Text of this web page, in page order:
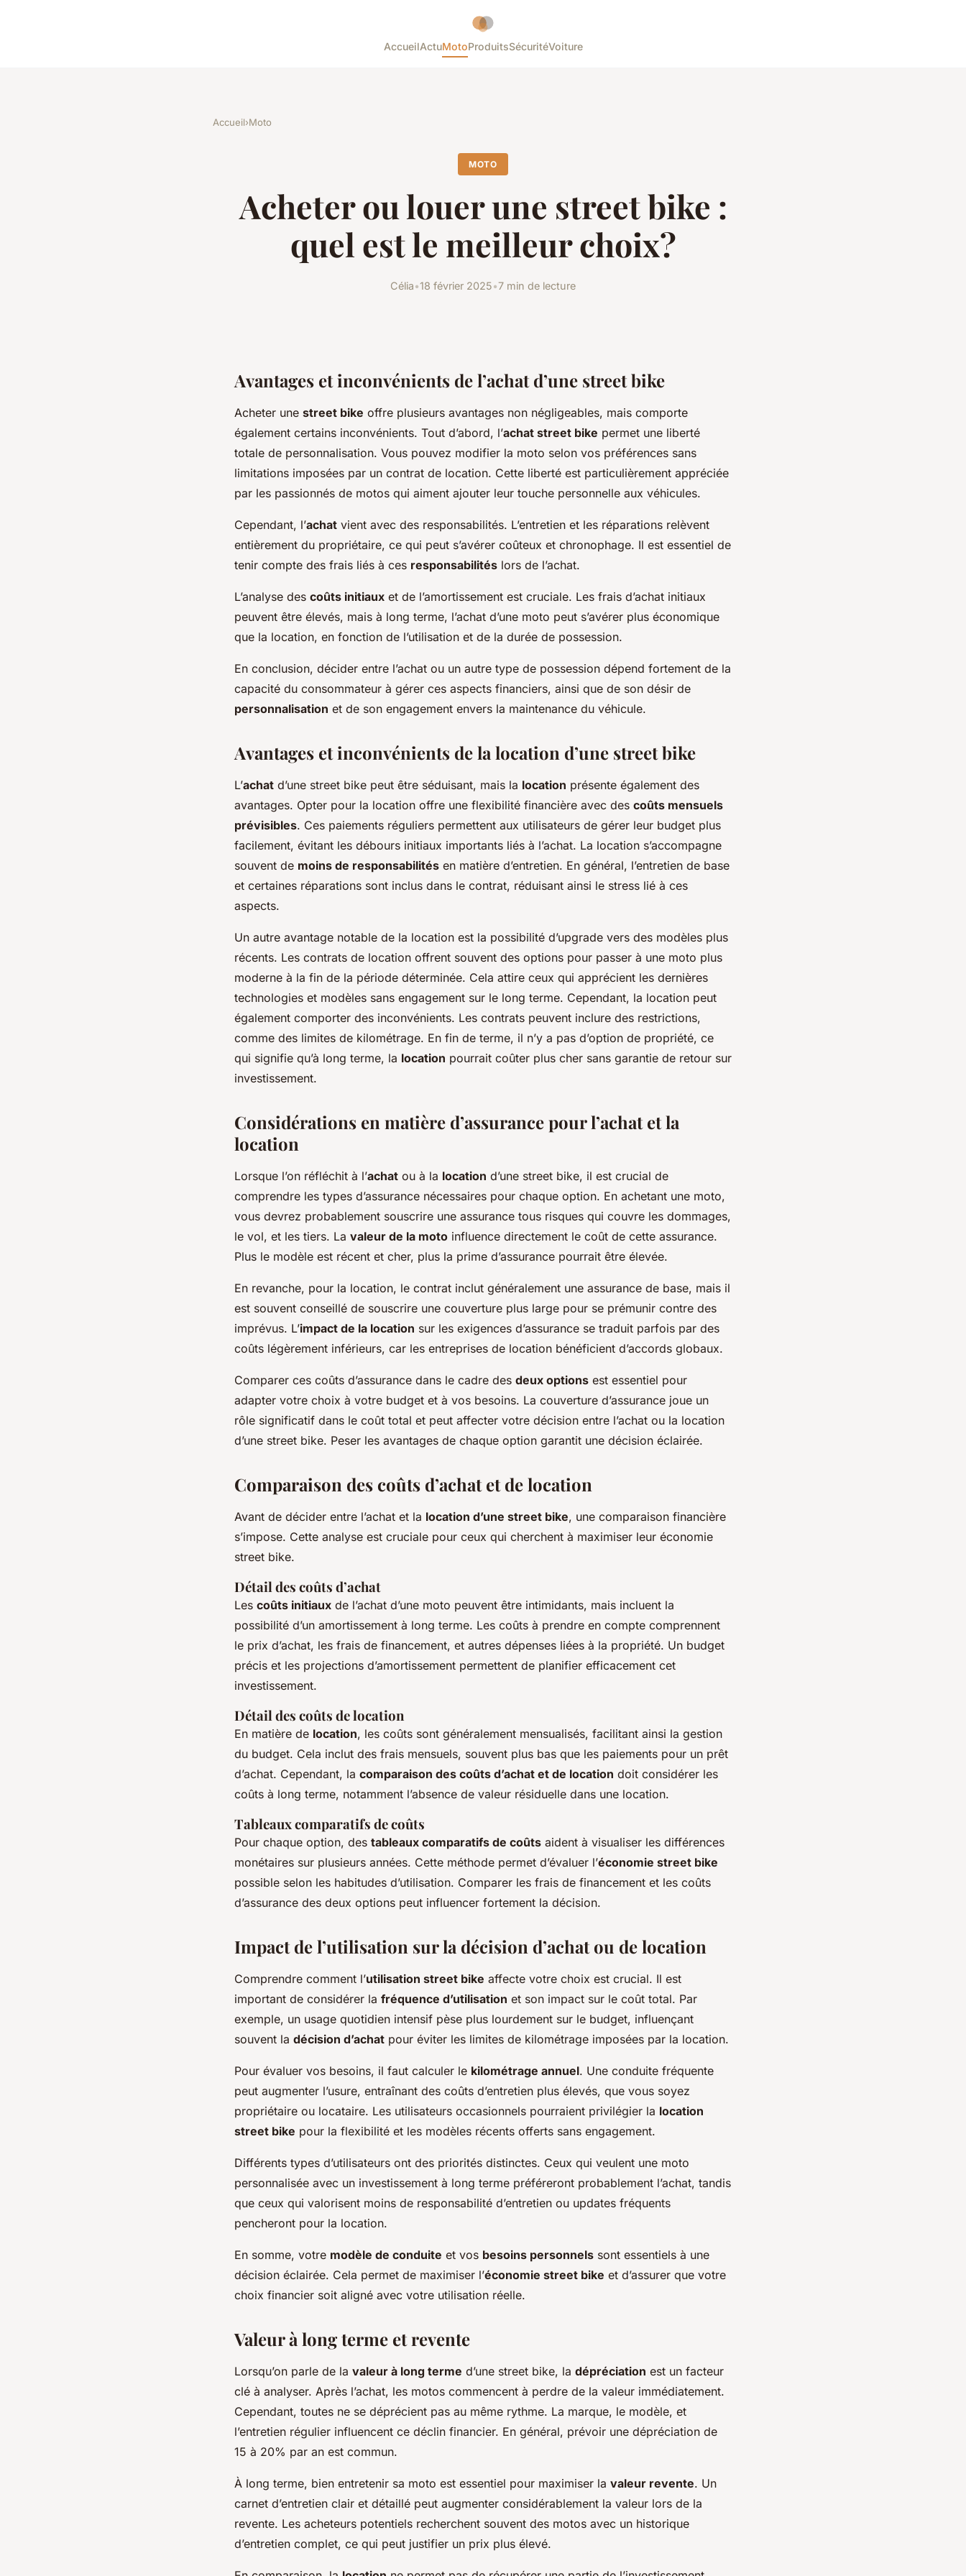
AccueilActuMotoProduitsSécuritéVoiture
Accueil›Moto
MOTO
Acheter ou louer une street bike :
quel est le meilleur choix?
Célia•18 février 2025•7 min de lecture
Avantages et inconvénients de l’achat d’une street bike
Acheter une street bike offre plusieurs avantages non négligeables, mais comporte
également certains inconvénients. Tout d’abord, l’achat street bike permet une liberté
totale de personnalisation. Vous pouvez modifier la moto selon vos préférences sans
limitations imposées par un contrat de location. Cette liberté est particulièrement appréciée
par les passionnés de motos qui aiment ajouter leur touche personnelle aux véhicules.
Cependant, l’achat vient avec des responsabilités. L’entretien et les réparations relèvent
entièrement du propriétaire, ce qui peut s’avérer coûteux et chronophage. Il est essentiel de
tenir compte des frais liés à ces responsabilités lors de l’achat.
L’analyse des coûts initiaux et de l’amortissement est cruciale. Les frais d’achat initiaux
peuvent être élevés, mais à long terme, l’achat d’une moto peut s’avérer plus économique
que la location, en fonction de l’utilisation et de la durée de possession.
En conclusion, décider entre l’achat ou un autre type de possession dépend fortement de la
capacité du consommateur à gérer ces aspects financiers, ainsi que de son désir de
personnalisation et de son engagement envers la maintenance du véhicule.
Avantages et inconvénients de la location d’une street bike
L’achat d’une street bike peut être séduisant, mais la location présente également des
avantages. Opter pour la location offre une flexibilité financière avec des coûts mensuels
prévisibles. Ces paiements réguliers permettent aux utilisateurs de gérer leur budget plus
facilement, évitant les débours initiaux importants liés à l’achat. La location s’accompagne
souvent de moins de responsabilités en matière d’entretien. En général, l’entretien de base
et certaines réparations sont inclus dans le contrat, réduisant ainsi le stress lié à ces
aspects.
Un autre avantage notable de la location est la possibilité d’upgrade vers des modèles plus
récents. Les contrats de location offrent souvent des options pour passer à une moto plus
moderne à la fin de la période déterminée. Cela attire ceux qui apprécient les dernières
technologies et modèles sans engagement sur le long terme. Cependant, la location peut
également comporter des inconvénients. Les contrats peuvent inclure des restrictions,
comme des limites de kilométrage. En fin de terme, il n’y a pas d’option de propriété, ce
qui signifie qu’à long terme, la location pourrait coûter plus cher sans garantie de retour sur
investissement.
Considérations en matière d’assurance pour l’achat et la
location
Lorsque l’on réfléchit à l’achat ou à la location d’une street bike, il est crucial de
comprendre les types d’assurance nécessaires pour chaque option. En achetant une moto,
vous devrez probablement souscrire une assurance tous risques qui couvre les dommages,
le vol, et les tiers. La valeur de la moto influence directement le coût de cette assurance.
Plus le modèle est récent et cher, plus la prime d’assurance pourrait être élevée.
En revanche, pour la location, le contrat inclut généralement une assurance de base, mais il
est souvent conseillé de souscrire une couverture plus large pour se prémunir contre des
imprévus. L’impact de la location sur les exigences d’assurance se traduit parfois par des
coûts légèrement inférieurs, car les entreprises de location bénéficient d’accords globaux.
Comparer ces coûts d’assurance dans le cadre des deux options est essentiel pour
adapter votre choix à votre budget et à vos besoins. La couverture d’assurance joue un
rôle significatif dans le coût total et peut affecter votre décision entre l’achat ou la location
d’une street bike. Peser les avantages de chaque option garantit une décision éclairée.
Comparaison des coûts d’achat et de location
Avant de décider entre l’achat et la location d’une street bike, une comparaison financière
s’impose. Cette analyse est cruciale pour ceux qui cherchent à maximiser leur économie
street bike.
Détail des coûts d’achat
Les coûts initiaux de l’achat d’une moto peuvent être intimidants, mais incluent la
possibilité d’un amortissement à long terme. Les coûts à prendre en compte comprennent
le prix d’achat, les frais de financement, et autres dépenses liées à la propriété. Un budget
précis et les projections d’amortissement permettent de planifier efficacement cet
investissement.
Détail des coûts de location
En matière de location, les coûts sont généralement mensualisés, facilitant ainsi la gestion
du budget. Cela inclut des frais mensuels, souvent plus bas que les paiements pour un prêt
d’achat. Cependant, la comparaison des coûts d’achat et de location doit considérer les
coûts à long terme, notamment l’absence de valeur résiduelle dans une location.
Tableaux comparatifs de coûts
Pour chaque option, des tableaux comparatifs de coûts aident à visualiser les différences
monétaires sur plusieurs années. Cette méthode permet d’évaluer l’économie street bike
possible selon les habitudes d’utilisation. Comparer les frais de financement et les coûts
d’assurance des deux options peut influencer fortement la décision.
Impact de l’utilisation sur la décision d’achat ou de location
Comprendre comment l’utilisation street bike affecte votre choix est crucial. Il est
important de considérer la fréquence d’utilisation et son impact sur le coût total. Par
exemple, un usage quotidien intensif pèse plus lourdement sur le budget, influençant
souvent la décision d’achat pour éviter les limites de kilométrage imposées par la location.
Pour évaluer vos besoins, il faut calculer le kilométrage annuel. Une conduite fréquente
peut augmenter l’usure, entraînant des coûts d’entretien plus élevés, que vous soyez
propriétaire ou locataire. Les utilisateurs occasionnels pourraient privilégier la location
street bike pour la flexibilité et les modèles récents offerts sans engagement.
Différents types d’utilisateurs ont des priorités distinctes. Ceux qui veulent une moto
personnalisée avec un investissement à long terme préféreront probablement l’achat, tandis
que ceux qui valorisent moins de responsabilité d’entretien ou updates fréquents
pencheront pour la location.
En somme, votre modèle de conduite et vos besoins personnels sont essentiels à une
décision éclairée. Cela permet de maximiser l’économie street bike et d’assurer que votre
choix financier soit aligné avec votre utilisation réelle.
Valeur à long terme et revente
Lorsqu’on parle de la valeur à long terme d’une street bike, la dépréciation est un facteur
clé à analyser. Après l’achat, les motos commencent à perdre de la valeur immédiatement.
Cependant, toutes ne se déprécient pas au même rythme. La marque, le modèle, et
l’entretien régulier influencent ce déclin financier. En général, prévoir une dépréciation de
15 à 20% par an est commun.
À long terme, bien entretenir sa moto est essentiel pour maximiser la valeur revente. Un
carnet d’entretien clair et détaillé peut augmenter considérablement la valeur lors de la
revente. Les acheteurs potentiels recherchent souvent des motos avec un historique
d’entretien complet, ce qui peut justifier un prix plus élevé.